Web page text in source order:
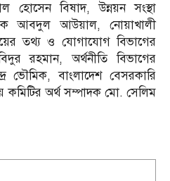
হোসেন বিষাদ, উন্নয়ন সংস্থা
আবদুল আউয়াল, নোয়াখালী
তথ্য ও যোগাযোগ বিভাগের
রহমান, অর্থনীতি বিভাগের
ভৌমিক, বাংলাদেশ বেসরকারি
কমিটির অর্থ সম্পাদক মো. সেলিম